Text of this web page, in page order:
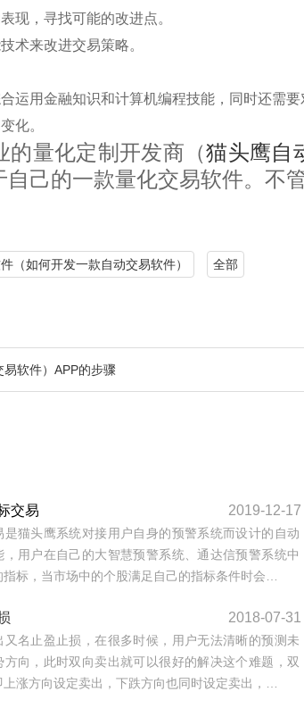
现，寻找可能的改进点。
术来改进交易策略。
运用金融知识和计算机编程技能，同时还需
化。
的量化定制开发商（猫头鹰自
己的一款量化交易软件。不
（如何开发一款自动交易软件） 全部
易软件）APP的步骤
交易 2019-12-17
是猫头鹰系统对接用户自身的预警系统而设计的自动
，用户在自己的大智慧预警系统、通达信预警系统中
指标，当市场中的个股满足自己的指标条件时会…
2018-07-31
又名止盈止损，在很多时候，用户无法清晰的预测未
方向，此时双向卖出就可以很好的解决这个难题，双
上涨方向设定卖出，下跌方向也同时设定卖出，…